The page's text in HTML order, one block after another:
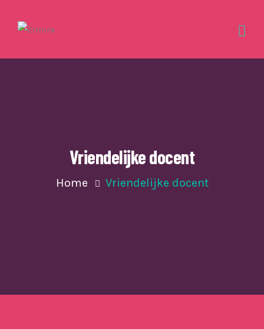
Vriendelijke docent
Home Vriendelijke docent